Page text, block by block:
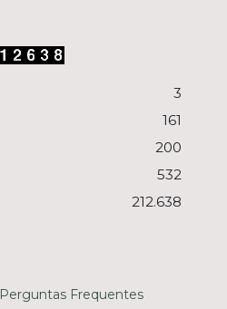
3
161
200
532
212.638
Perguntas Frequentes